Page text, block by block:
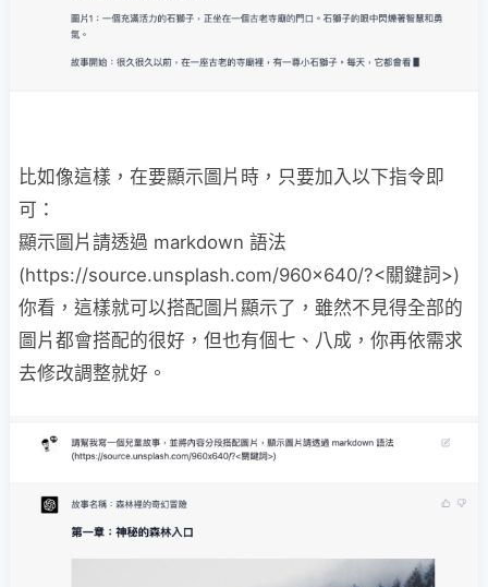
比如像這樣，在要顯示圖片時，只要加入以下指令即
可：
顯示圖片請透過 markdown 語法
(https://source.unsplash.com/960x640/?<關鍵詞>)
你看，這樣就可以搭配圖片顯示了，雖然不見得全部的
圖片都會搭配的很好，但也有個七、八成，你再依需求
去修改調整就好。